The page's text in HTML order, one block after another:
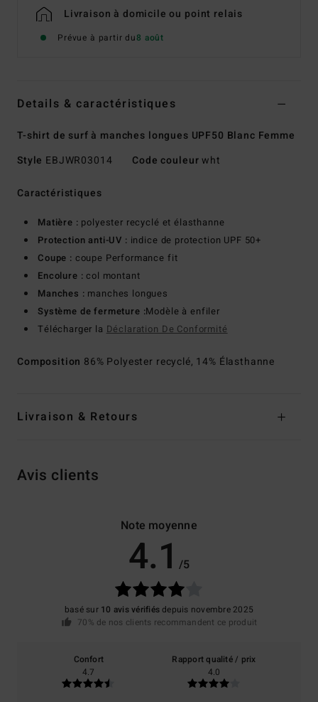
Livraison à domicile ou point relais
Prévue à partir du8 août
Details & caractéristiques
T-shirt de surf à manches longues UPF50 Blanc Femme
Style EBJWR03014 Code couleurwht
Caractéristiques
Matière : polyester recyclé et élasthanne
Protection anti-UV : indice de protection UPF 50+
Coupe : coupe Performance fit
Encolure :col montant
Manches : manches longues
Système de fermeture :Modèle à enfiler
Télécharger la Déclaration De Conformité
Composition 86% Polyester recyclé, 14% Élasthanne
Livraison & Retours
Avis clients
Note moyenne
4.1 /5
basé sur 10 avis vérifiésdepuis novembre 2025
70% de nos clients recommandent ce produit
Confort
4.7
Rapport qualité / prix
4.0